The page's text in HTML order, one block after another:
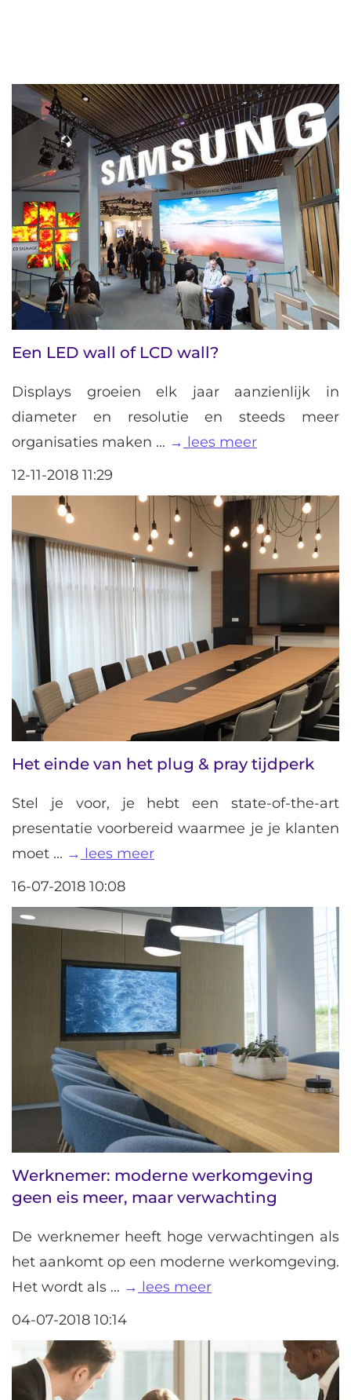
Een LED wall of LCD wall?
Displays groeien elk jaar aanzienlijk in
diameter en resolutie en steeds meer
organisaties maken ...
lees meer
12-11-2018 11:29
Het einde van het plug & pray tijdperk
Stel je voor, je hebt een state-of-the-art
presentatie voorbereid waarmee je je klanten
moet ...
lees meer
16-07-2018 10:08
Werknemer: moderne werkomgeving
geen eis meer, maar verwachting
De werknemer heeft hoge verwachtingen als
het aankomt op een moderne werkomgeving.
Het wordt als ...
lees meer
04-07-2018 10:14